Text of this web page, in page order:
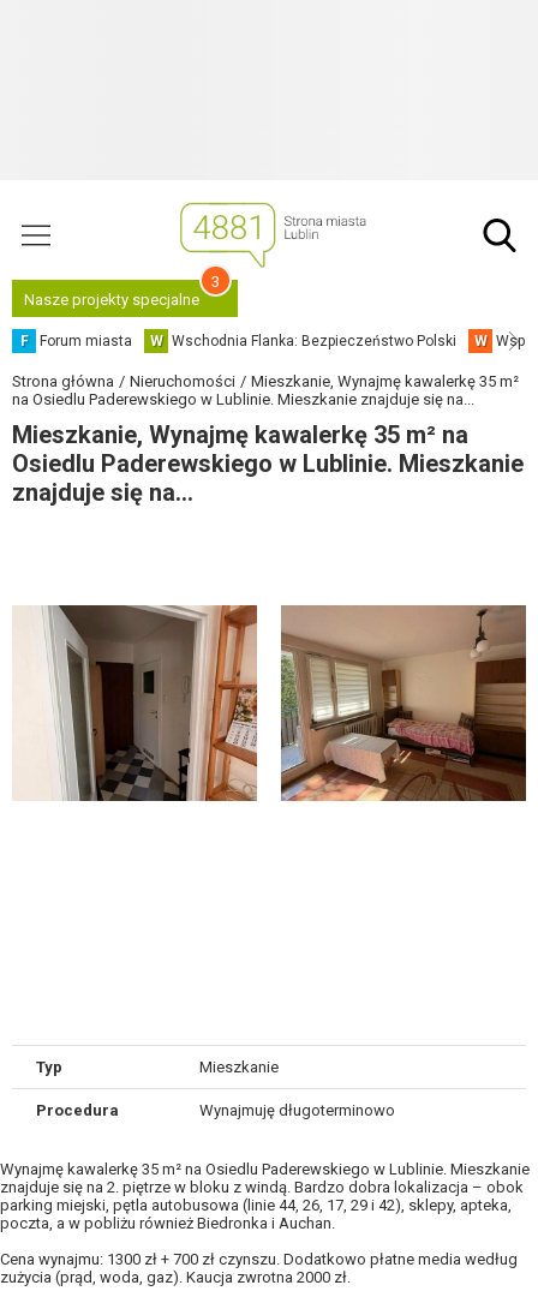
Nasze projekty specjalne
3
F Forum miasta W Wschodnia Flanka: Bezpieczeństwo Polski W
Strona główna Nieruchomości
Mieszkanie, Wynajmę kawalerkę 35 m²
na Osiedlu Paderewskiego w Lublinie. Mieszkanie znajduje się na...
Mieszkanie, Wynajmę kawalerkę 35 m² na
Osiedlu Paderewskiego w Lublinie. Mieszkanie
znajduje się na...
Typ Mieszkanie
Procedura Wynajmuję długoterminowo
Wynajmę kawalerkę 35 m² na Osiedlu Paderewskiego w Lublinie. Mieszkanie
znajduje się na 2. piętrze w bloku z windą. Bardzo dobra lokalizacja – obok
parking miejski, pętla autobusowa (linie 44, 26, 17, 29 i 42), sklepy, apteka,
poczta, a w pobliżu również Biedronka i Auchan.
Cena wynajmu: 1300 zł + 700 zł czynszu. Dodatkowo płatne media według
zużycia (prąd, woda, gaz). Kaucja zwrotna 2000 zł.